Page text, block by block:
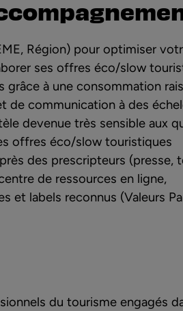
Région) pour optimiser
ses offres éco/slow
à une consommation
de communication à des
devenue très sensible aux
offres éco/slow touristiques
des prescripteurs (presse,
de ressources en ligne,
et labels reconnus (Valeurs
du tourisme engagés